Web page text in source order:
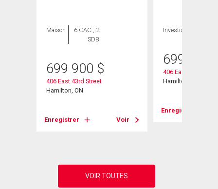
Maison
6 CAC , 2
SDB
699 900 $
406 East 43rd Street
Hamilton, ON
Enregistrer Voir
Investissement
699 900
406 East 43rd Street
Hamilton, ON
Enregistrer